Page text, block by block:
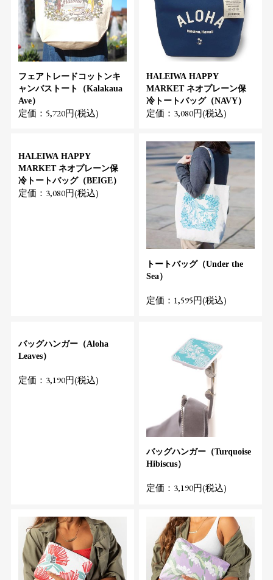
フェアトレードコットンキ
ャンバストート（Kalakaua
Ave）
定価：5,720円(税込)
HALEIWA HAPPY
MARKET ネオプレーン保
冷トートバッグ（NAVY）
定価：3,080円(税込)
HALEIWA HAPPY
MARKET ネオプレーン保
冷トートバッグ（BEIGE）
定価：3,080円(税込)
トートバッグ（Under the
Sea）
定価：1,595円(税込)
バッグハンガー（Aloha
Leaves）
定価：3,190円(税込)
バッグハンガー（Turquoise
Hibiscus）
定価：3,190円(税込)